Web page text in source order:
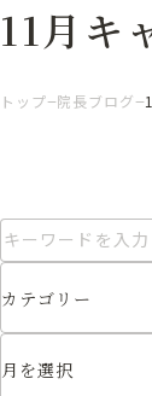
11月キ
トップ 院長ブログ